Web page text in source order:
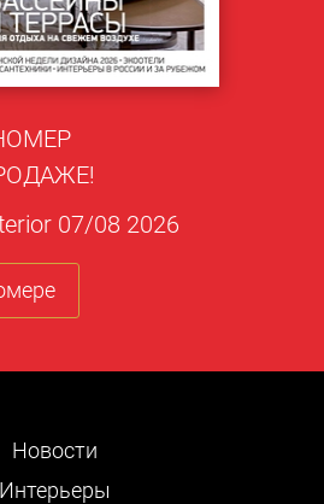
07/08 2026
Новости
Интерьеры